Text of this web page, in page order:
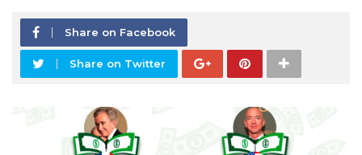
Share on Facebook
Share on Twitter